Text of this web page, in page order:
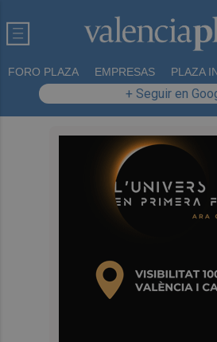
FORO PLAZA EMPRESAS PLAZA
+ Seguir en